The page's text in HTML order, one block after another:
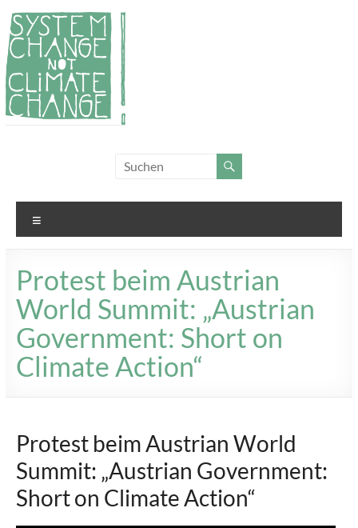
Zum
Inhalt
springen
Change!
Protest beim Austrian
World Summit: „Austrian
Government: Short on
Climate Action“
Protest beim Austrian World
Summit: „Austrian Government:
Short on Climate Action“